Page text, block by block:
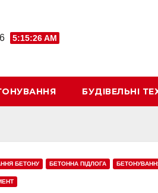
5:15:27 AM
БУДІВЕЛЬНІ
БЕТОНУ БЕТОННА ПІДЛОГА